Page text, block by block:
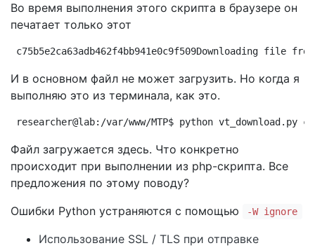
Во время выполнения этого скрипта в браузере он
печатает только этот
c75b5e2ca63adb462f4bb941e0c9f509Downloading file
И в основном файл не может загрузить. Но когда я
выполняю это из терминала, как это.
researcher@lab:/var/www/MTP$ python
Файл загружается здесь. Что конкретно
происходит при выполнении из php-скрипта. Все
предложения по этому поводу?
Ошибки Python устраняются с помощью
-W ignore
Использование SSL / TLS при отправке